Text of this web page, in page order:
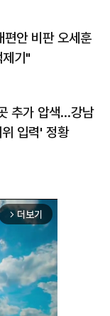
안 비판 오세훈
기"
추가 압색…강남
입력' 정황
arrow_forward_ios 더보기